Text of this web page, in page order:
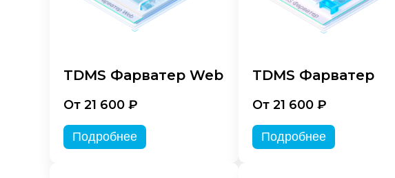
TDMS Фарватер Web
От 21 600 ₽
Подробнее
TDMS Фарватер
От 21 600 ₽
Подробнее